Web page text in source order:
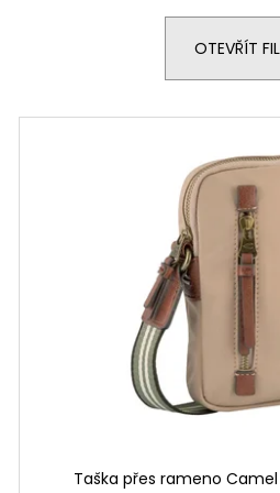
OTEVŘÍT
Taška přes rameno